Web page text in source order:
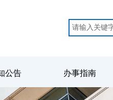
公告 办事指南